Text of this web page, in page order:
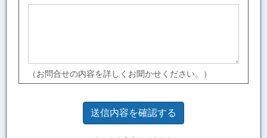
（お問合せの内容を詳しくお聞かせください。）